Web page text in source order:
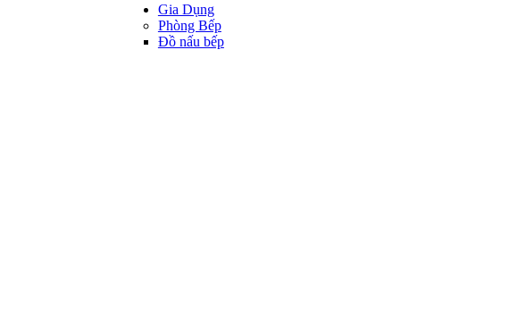
Gia Dụng
Phòng Bếp
Đồ nấu bếp